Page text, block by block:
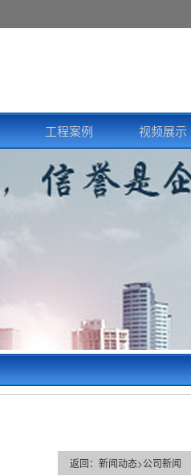
工程案例 视频展示
返回： 新闻动态>公司新闻